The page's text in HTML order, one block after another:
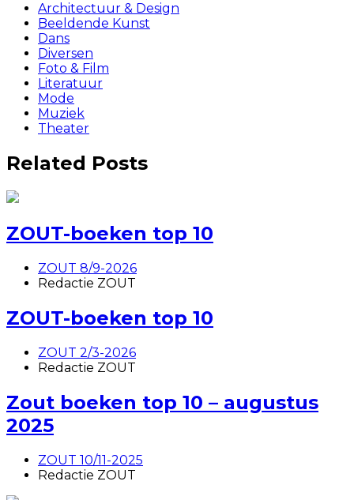
Architectuur & Design
Beeldende Kunst
Dans
Diversen
Foto & Film
Literatuur
Mode
Muziek
Theater
Related Posts
ZOUT-boeken top 10
ZOUT 8/9-2026
Redactie ZOUT
ZOUT-boeken top 10
ZOUT 2/3-2026
Redactie ZOUT
Zout boeken top 10 – augustus
2025
ZOUT 10/11-2025
Redactie ZOUT